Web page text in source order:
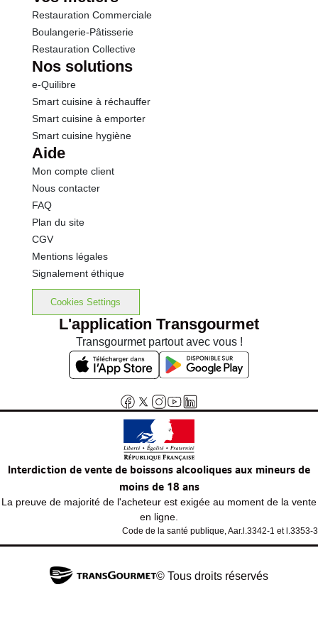
Restauration Commerciale
Boulangerie-Pâtisserie
Restauration Collective
Nos solutions
e-Quilibre
Smart cuisine à réchauffer
Smart cuisine à emporter
Smart cuisine hygiène
Aide
Mon compte client
Nous contacter
FAQ
Plan du site
CGV
Mentions légales
Signalement éthique
Cookies Settings
L'application Transgourmet
Transgourmet partout avec vous !
Interdiction de vente de boissons alcooliques aux mineurs de
moins de 18 ans
La preuve de majorité de l'acheteur est exigée au moment de la vente
en ligne.
Code de la santé publique, Aar.l.3342-1 et l.3353-3
© Tous droits réservés